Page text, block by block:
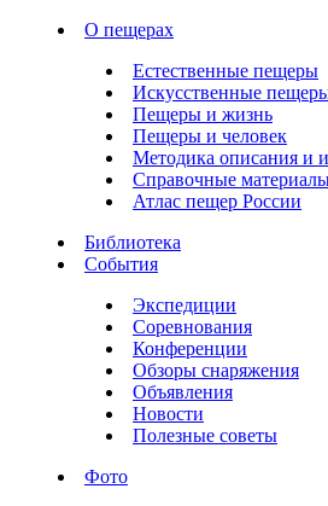
О пещерах
Естественные пещеры
Искусственные
Пещеры и жизнь
Пещеры и человек
Методика описания и
Справочные
Атлас пещер России
Библиотека
События
Экспедиции
Соревнования
Конференции
Обзоры снаряжения
Объявления
Новости
Полезные советы
Фото